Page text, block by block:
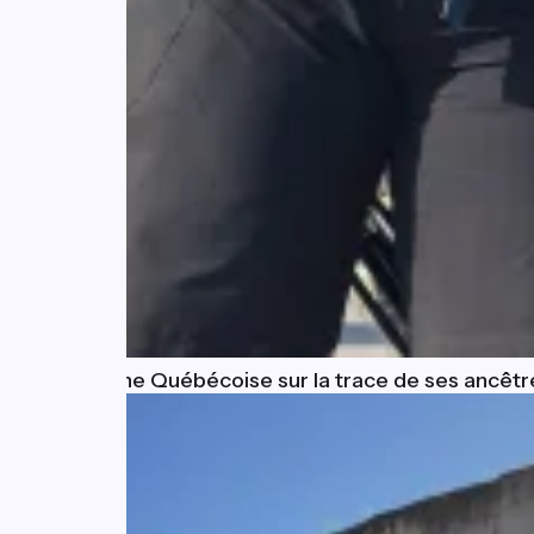
Josiane : une Québécoise sur la trace de ses